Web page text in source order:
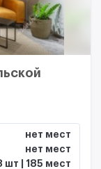
нет мест
нет мест
шт | 185 мест